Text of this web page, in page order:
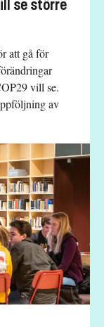
se större
att gå för
vill se.
av